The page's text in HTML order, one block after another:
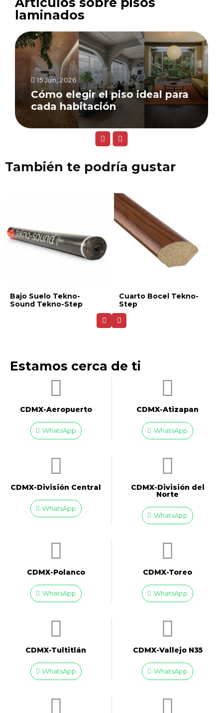
laminados
15 Jun, 2026
Cómo elegir el piso ideal para
cada habitación
También te podría gustar
Bajo Suelo Tekno-
Sound Tekno-Step
Cuarto Bocel Tekno-
Step
Estamos cerca de ti
CDMX-Aeropuerto​
WhatsApp
CDMX-Atizapan
WhatsApp
CDMX-División Central
WhatsApp
CDMX-División del
Norte
WhatsApp
CDMX-Polanco
WhatsApp
CDMX-Toreo
WhatsApp
CDMX-Tultitlán
WhatsApp
CDMX-Vallejo N35
WhatsApp